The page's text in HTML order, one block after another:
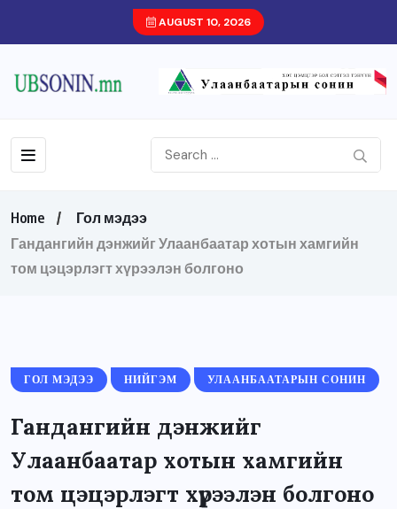
AUGUST 10, 2026
Home
Гол мэдээ
Гандангийн дэнжийг Улаанбаатар хотын хамгийн
том цэцэрлэгт хүрээлэн болгоно
ГОЛ МЭДЭЭ НИЙГЭМ УЛААНБААТАРЫН СОНИН
Гандангийн дэнжийг
Улаанбаатар хотын хамгийн
том цэцэрлэгт хүрээлэн болгоно